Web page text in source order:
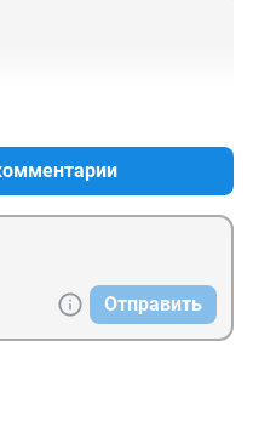
Отправить